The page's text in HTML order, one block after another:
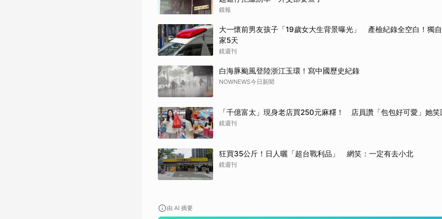
鏡報
大一懷前男友孩子「19歲女大生背景曝光」 產檢紀錄全空白！獨
家5天
鏡週刊
白海豚颱風登陸浙江玉環！寫中國歷史紀錄
NOWNEWS今日新聞
「千億富太」現身老店買250元麻糬！ 店員讚「包包好可愛」她
鏡週刊
狂買35公斤！日人曬「超台戰利品」 網笑：一定有去小北
鏡週刊
由 AI 摘要